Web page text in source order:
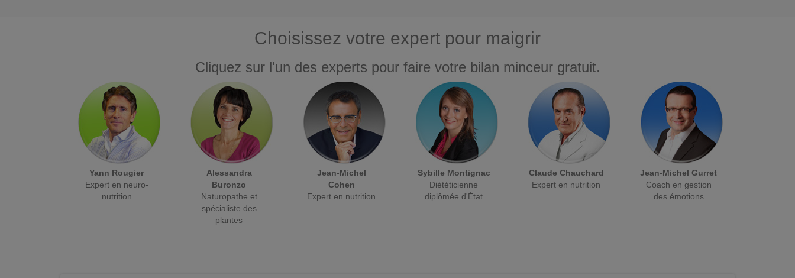
Choisissez votre expert pour maigrir
Cliquez sur l'un des experts pour faire votre bilan minceur gratuit.
Yann Rougier
Expert en neuro-
nutrition
Alessandra
Buronzo
Naturopathe et
spécialiste des
plantes
Jean-Michel
Cohen
Expert en nutrition
Sybille Montignac
Diététicienne
diplômée d'État
Claude Chauchard
Expert en nutrition
Jean-Michel Gurret
Coach en gestion
des émotions